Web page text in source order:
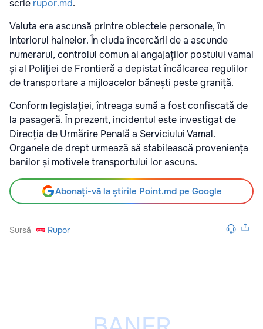
scrie rupor.md.
Valuta era ascunsă printre obiectele personale, în
interiorul hainelor. În ciuda încercării de a ascunde
numerarul, controlul comun al angajaților postului vamal
și al Poliției de Frontieră a depistat încălcarea regulilor
de transportare a mijloacelor bănești peste graniță.
Conform legislației, întreaga sumă a fost confiscată de
la pasageră. În prezent, incidentul este investigat de
Direcția de Urmărire Penală a Serviciului Vamal.
Organele de drept urmează să stabilească proveniența
banilor și motivele transportului lor ascuns.
Abonați-vă la știrile Point.md pe Google
Sursă Rupor